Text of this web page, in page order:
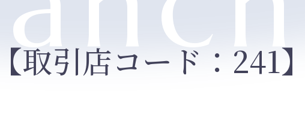
取引店コード：241】